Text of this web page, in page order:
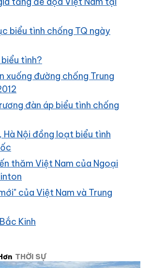
biểu tình chống TQ ngày
tình?
xuống đường chống Trung
đàn áp biểu tình chống
Hà Nội đồng loạt biểu tình
thăm Việt Nam của Ngoại
của Việt Nam và Trung
Kinh
THỜI SỰ